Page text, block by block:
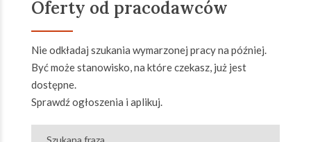
Oferty od pracodawców
Nie odkładaj szukania wymarzonej pracy na później.
Być może stanowisko, na które czekasz, już jest
dostępne.
Sprawdź ogłoszenia i aplikuj.